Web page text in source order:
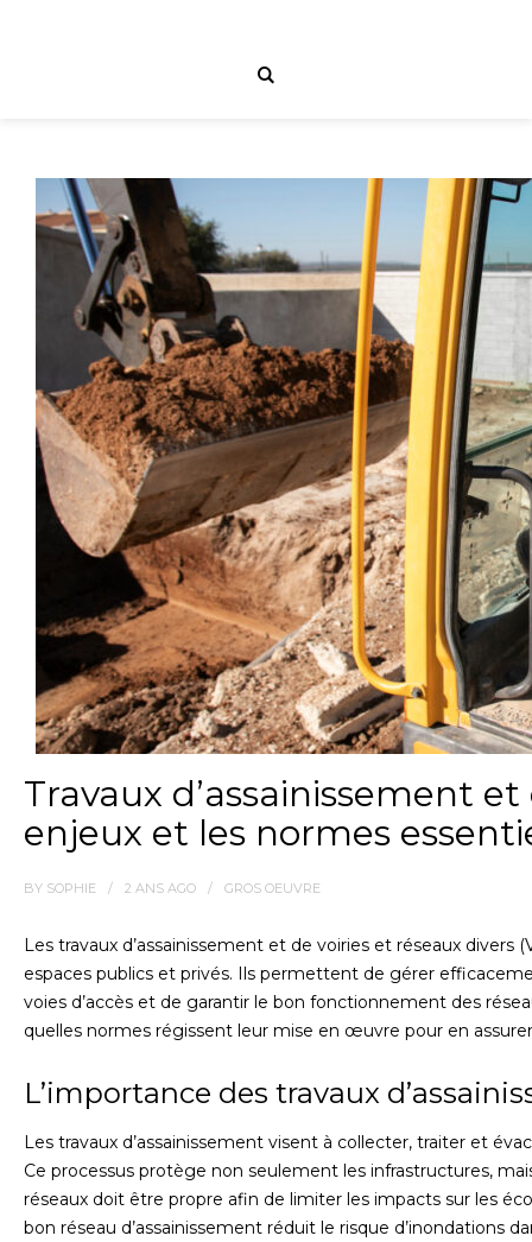
Travaux d’assainissement
enjeux et les normes
BY SOPHIE 2 ANS AGO GROS OEUVRE
Les travaux d’assainissement et de voiries et réseaux
espaces publics et privés. Ils permettent de gérer
voies d’accès et de garantir le bon fonctionnement des
quelles normes régissent leur mise en œuvre pour en
L’importance des travaux
Les travaux d’assainissement visent à collecter, traiter et
Ce processus protège non seulement les infrastructures,
réseaux doit être propre afin de limiter les impacts sur les
bon réseau d’assainissement réduit le risque d’inondations